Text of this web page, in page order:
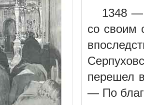
1348 —
со своим
перешел
— По